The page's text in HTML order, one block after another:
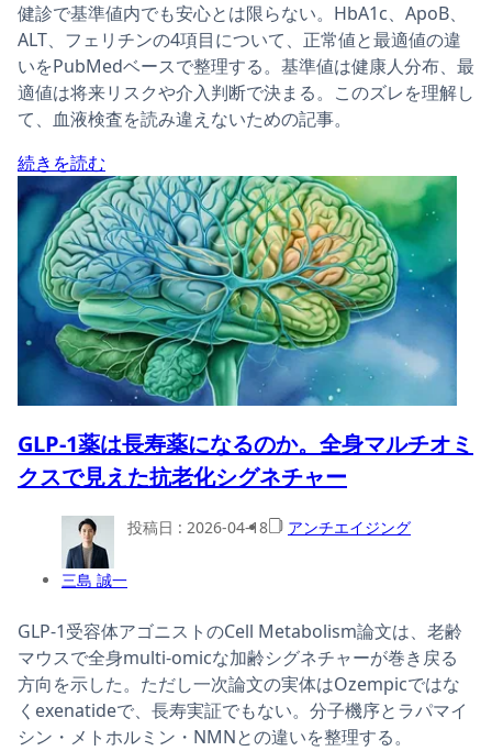
健診で基準値内でも安心とは限らない。HbA1c、ApoB、
ALT、フェリチンの4項目について、正常値と最適値の違
いをPubMedベースで整理する。基準値は健康人分布、最
適値は将来リスクや介入判断で決まる。このズレを理解し
て、血液検査を読み違えないための記事。
続きを読む
GLP-1薬は長寿薬になるのか。全身マルチオミ
クスで見えた抗老化シグネチャー
三島 誠一
投稿日 : 2026-04-18 アンチエイジング
GLP-1受容体アゴニストのCell Metabolism論文は、老齢
マウスで全身multi-omicな加齢シグネチャーが巻き戻る
方向を示した。ただし一次論文の実体はOzempicではな
くexenatideで、長寿実証でもない。分子機序とラパマイ
シン・メトホルミン・NMNとの違いを整理する。